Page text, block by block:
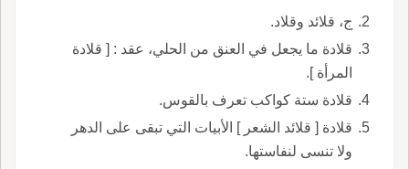
ج، قلائد وقلاد.
قلادة ما يجعل في العنق من الحلي، عقد : [ قلادة
المرأة ].
قلادة ستة كواكب تعرف بالقوس.
قلادة [ قلائد الشعر ] الأبيات التي تبقى على الدهر
ولا تنسى لنفاستها.